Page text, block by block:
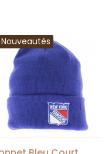
Nouveautés